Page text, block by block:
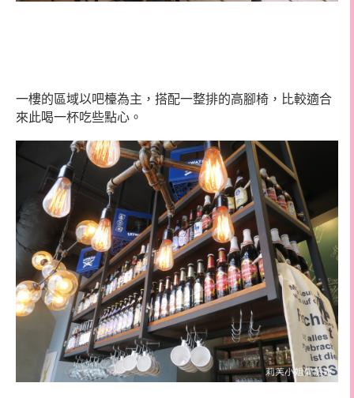
一樓的區域以吧檯為主，搭配一整排的高腳椅，比較適合
來此喝一杯吃些點心。